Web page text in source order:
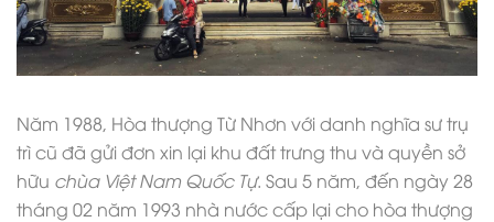
Năm 1988, Hòa thượng Từ Nhơn với danh nghĩa sư trụ
trì cũ đã gửi đơn xin lại khu đất trưng thu và quyền sở
hữu chùa Việt Nam Quốc Tự. Sau 5 năm, đến ngày 28
tháng 02 năm 1993 nhà nước cấp lại cho hòa thượng